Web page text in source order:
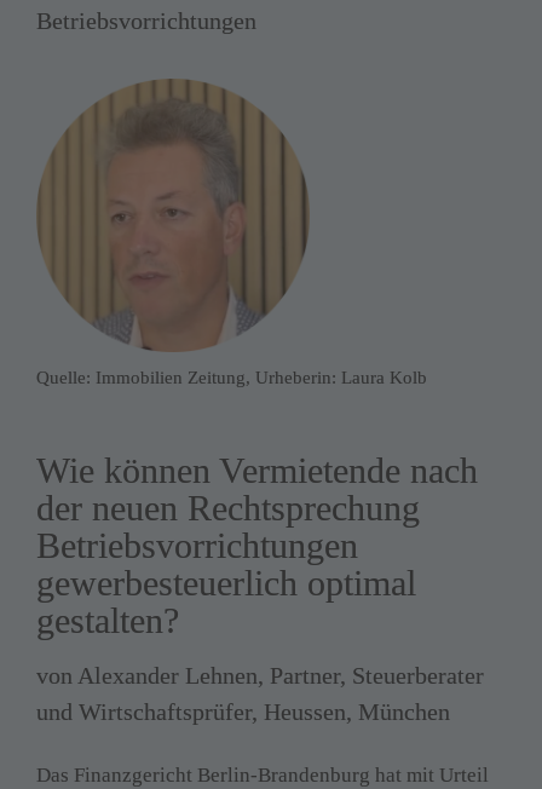
Betriebsvorrichtungen
Quelle: Immobilien Zeitung, Urheberin: Laura Kolb
Wie können Vermietende nach
der neuen Rechtsprechung
Betriebsvorrichtungen
gewerbesteuerlich optimal
gestalten?
von Alexander Lehnen, Partner, Steuerberater
und Wirtschaftsprüfer, Heussen, München
Das Finanzgericht Berlin-Brandenburg hat mit Urteil